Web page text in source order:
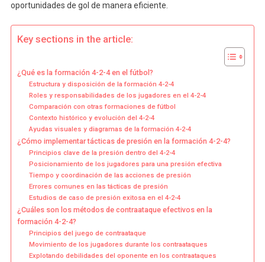
Contraataque,
oportunidades de gol de manera eficiente.
Key sections in the article:
¿Qué es la formación 4-2-4 en el fútbol?
Estructura y disposición de la formación 4-2-4
Roles y responsabilidades de los jugadores en el 4-2-4
Comparación con otras formaciones de fútbol
Contexto histórico y evolución del 4-2-4
Ayudas visuales y diagramas de la formación 4-2-4
¿Cómo implementar tácticas de presión en la formación 4-2-4?
Principios clave de la presión dentro del 4-2-4
Posicionamiento de los jugadores para una presión efectiva
Tiempo y coordinación de las acciones de presión
Errores comunes en las tácticas de presión
Estudios de caso de presión exitosa en el 4-2-4
¿Cuáles son los métodos de contraataque efectivos en la
formación 4-2-4?
Principios del juego de contraataque
Movimiento de los jugadores durante los contraataques
Explotando debilidades del oponente en los contraataques